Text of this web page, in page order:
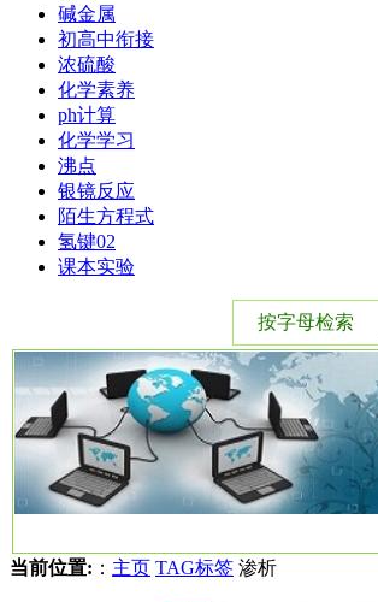
碱金属
初高中衔接
浓硫酸
化学素养
ph计算
化学学习
沸点
银镜反应
陌生方程式
氢键02
课本实验
按字母检索
当前位置: ： 主页 TAG标签 渗析